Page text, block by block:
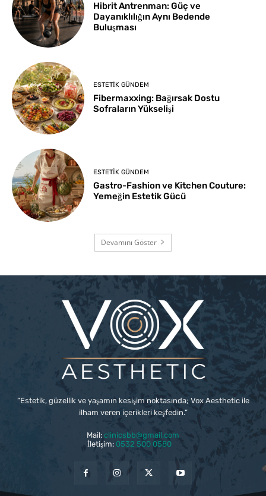
Hibrit Antrenman: Güç ve
Dayanıklılığın Aynı Bedende
Buluşması
ESTETIK GÜNDEM
Fibermaxxing: Bağırsak Dostu
Sofraların Yükselişi
ESTETIK GÜNDEM
Gastro-Fashion ve Kitchen Couture:
Yemeğin Estetik Gücü
Devamını Göster
“Estetik, güzellik ve yaşamın kesişim noktasında; Vox Aesthetic ile
ilham veren içerikleri keşfedin.”
Mail: clinicsbb@gmail.com
İletişim: 0532 500 0580